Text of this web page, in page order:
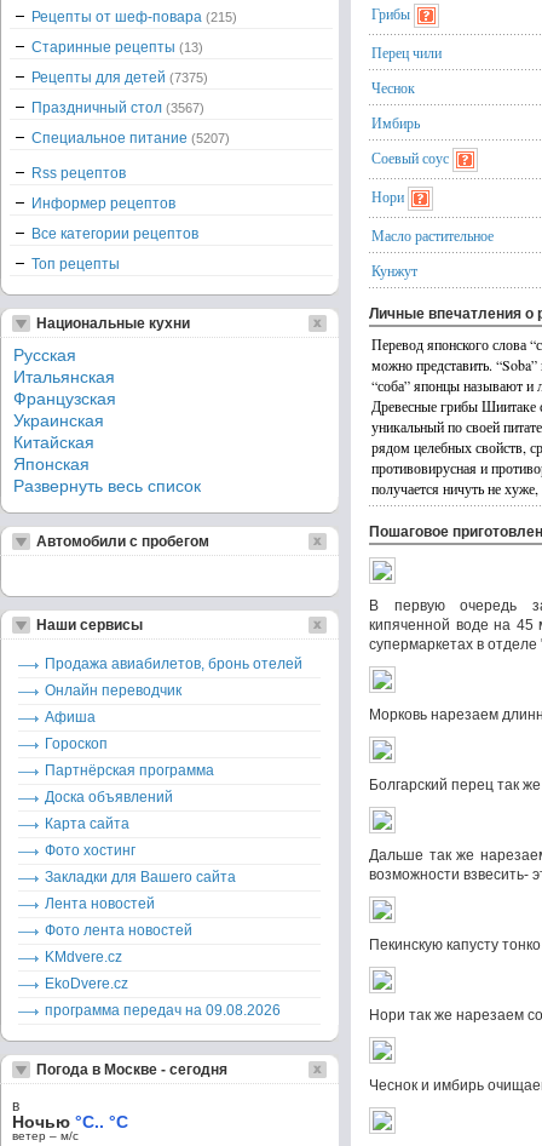
Грибы
Перец чили
Чеснок
Имбирь
Соевый соус
Нори
Масло растительное
Кунжут
Личные впечатления о
Перевод японского слова
можно представить.
“соба” японцы называют и
Древесные грибы Шиитаке
уникальный по своей
рядом целебных свойств,
противовирусная и
получается ничуть не
Пошаговое
В первую очередь
кипяченной воде на 45
супермаркетах в
Морковь нарезаем
Болгарский перец так
Дальше так же
возможности взвесить-
Пекинскую капусту
Нори так же нарезаем
Чеснок и имбирь
Рецепты от шеф-повара (215)
Старинные рецепты (13)
Рецепты для детей (7375)
Праздничный стол (3567)
Специальное питание (5207)
Rss рецептов
Информер рецептов
Все категории рецептов
Топ рецепты
Национальные кухни
Русская
Итальянская
Французская
Украинская
Китайская
Японская
Развернуть весь список
Автомобили с пробегом
Наши сервисы
Продажа авиабилетов, бронь отелей
Онлайн переводчик
Афиша
Гороскоп
Партнёрская программа
Доска объявлений
Карта сайта
Фото хостинг
Закладки для Вашего сайта
Лента новостей
Фото лента новостей
KMdvere.cz
EkoDvere.cz
программа передач на 09.08.2026
Погода в Москве - сегодня
в
Ночью °C.. °C
ветер – м/c